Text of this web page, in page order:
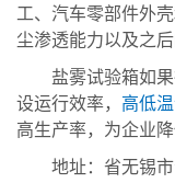
工、汽车零部件外
尘渗透能力以及之
盐雾试验箱如果
设运行效率， 高低
高生产率，为企业降
地址：省无锡市